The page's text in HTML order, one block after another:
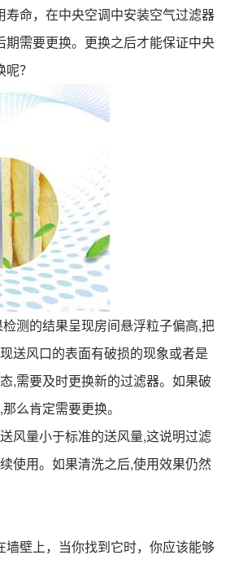
命，在中央空调中安装空气过滤器
需要更换。更换之后才能保证中央
？
测的结果呈现房间悬浮粒子偏高,把
送风口的表面有破损的现象或者是
,需要及时更换新的过滤器。如果破
么肯定需要更换。
风量小于标准的送风量,这说明过滤
使用。如果清洗之后,使用效果仍然
壁上，当你找到它时，你应该能够